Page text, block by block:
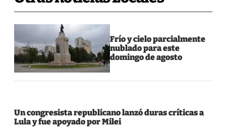
Frío y cielo parcialmente
nublado para este
domingo de agosto
Un congresista republicano lanzó duras críticas a
Lula y fue apoyado por Milei